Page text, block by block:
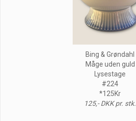
Bing & Grøndahl
Måge uden guld
Lysestage
#224
*125Kr
125,- DKK pr. stk.